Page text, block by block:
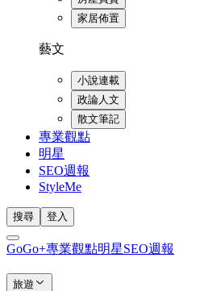
家居佈置
藝文
小說連載
政論人文
散文筆記
專業觀點
明星
SEO週報
StyleMe
搜尋 登入
GoGo+專業觀點明星SEO週報
旅遊